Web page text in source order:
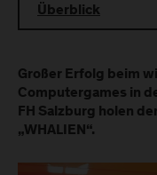
Überblick
Großer Erfolg beim
Computergames in
FH Salzburg holen
„WHALIEN“.